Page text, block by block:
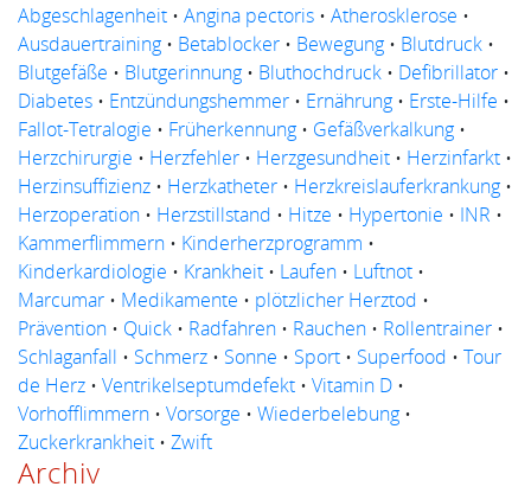
Abgeschlagenheit • Angina pectoris • Atherosklerose •
Ausdauertraining • Betablocker • Bewegung • Blutdruck •
Blutgefäße • Blutgerinnung • Bluthochdruck • Defibrillator •
Diabetes • Entzündungshemmer • Ernährung • Erste-Hilfe •
Fallot-Tetralogie • Früherkennung • Gefäßverkalkung •
Herzchirurgie • Herzfehler • Herzgesundheit • Herzinfarkt •
Herzinsuffizienz • Herzkatheter • Herzkreislauferkrankung •
Herzoperation • Herzstillstand • Hitze • Hypertonie • INR •
Kammerflimmern • Kinderherzprogramm •
Kinderkardiologie • Krankheit • Laufen • Luftnot •
Marcumar • Medikamente • plötzlicher Herztod •
Prävention • Quick • Radfahren • Rauchen • Rollentrainer •
Schlaganfall • Schmerz • Sonne • Sport • Superfood • Tour
de Herz • Ventrikelseptumdefekt • Vitamin D •
Vorhofflimmern • Vorsorge • Wiederbelebung •
Zuckerkrankheit • Zwift
Archiv